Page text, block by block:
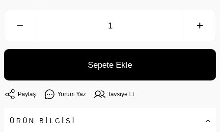
Sepete Ekle
Paylaş Yorum Yaz Tavsiye Et
ÜRÜN BİLGİSİ